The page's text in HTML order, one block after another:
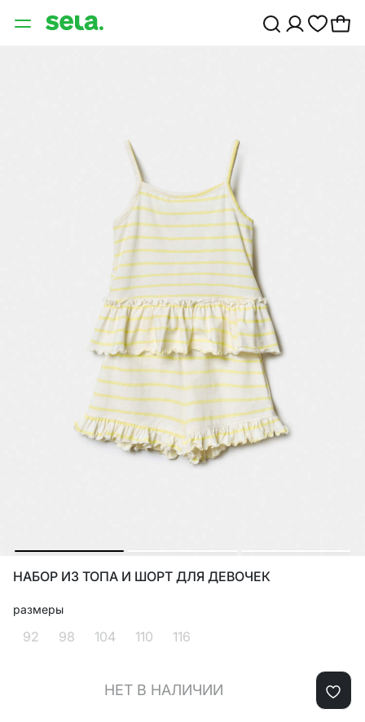
НАБОР ИЗ ТОПА И ШОРТ ДЛЯ ДЕВОЧЕК
размеры
92 98 104 110 116
НЕТ В НАЛИЧИИ